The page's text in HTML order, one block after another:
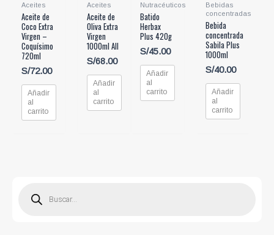
Aceites
Aceite de
Coco Extra
Virgen –
Coquísimo
720ml
S/72.00
Añadir
al
carrito
Aceites
Aceite de
Oliva Extra
Virgen
1000ml All
S/68.00
Añadir
al
carrito
Nutracéuticos
Batido
Herbax
Plus 420g
S/45.00
Añadir
al
carrito
Bebidas
concentradas
Bebida
concentrada
Sabila Plus
1000ml
S/40.00
Añadir
al
carrito